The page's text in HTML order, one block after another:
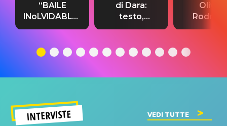
“BAILE
INoLVIDABLE”:
testo,
significato
di Dara:
testo,
traduzione e
del singolo
Olivia
testo,
INTERVISTE VEDI TUTTE